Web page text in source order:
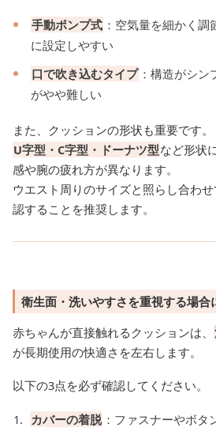
手動ポンプ式 ：空気量を細かく
に設定しやすい
口で吹き込むタイプ ：構造がシ
がやや難しい
また、クッションの形状も重要です。
U字型・C字型・ドーナツ型など形状
感や腕の疲れ方が異なります。
ウエスト周りのサイズと照らし合わ
認することを推奨します。
衛生面・洗いやすさを重視する場合
赤ちゃんが直接触れるクッションは、
が長期使用の快適さを左右します。
以下の3点を必ず確認してください。
カバーの着脱：ファスナーやボタ